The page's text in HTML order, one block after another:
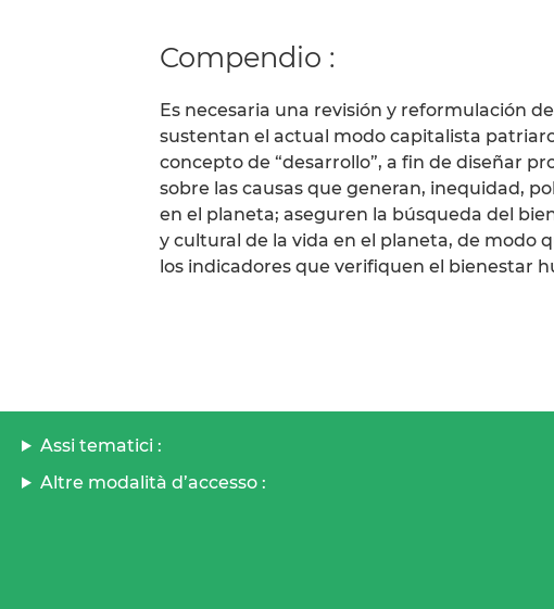
Compendio :
Es necesaria una revisión y reformulación
sustentan el actual modo capitalista
concepto de “desarrollo”, a fin de diseñar
sobre las causas que generan, inequidad,
en el planeta; aseguren la búsqueda del
y cultural de la vida en el planeta, de modo
los indicadores que verifiquen el bienestar
Assi tematici :
Altre modalità d’accesso :